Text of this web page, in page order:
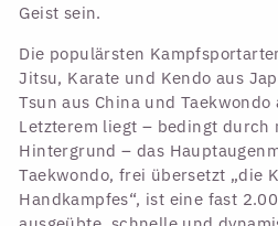
Geist sein.
Die populärsten
Jitsu, Karate und Kendo aus
Tsun aus China und Taekwondo
Letzterem liegt – bedingt durch
Hintergrund – das
Taekwondo, frei übersetzt „die
Handkampfes“, ist eine fast